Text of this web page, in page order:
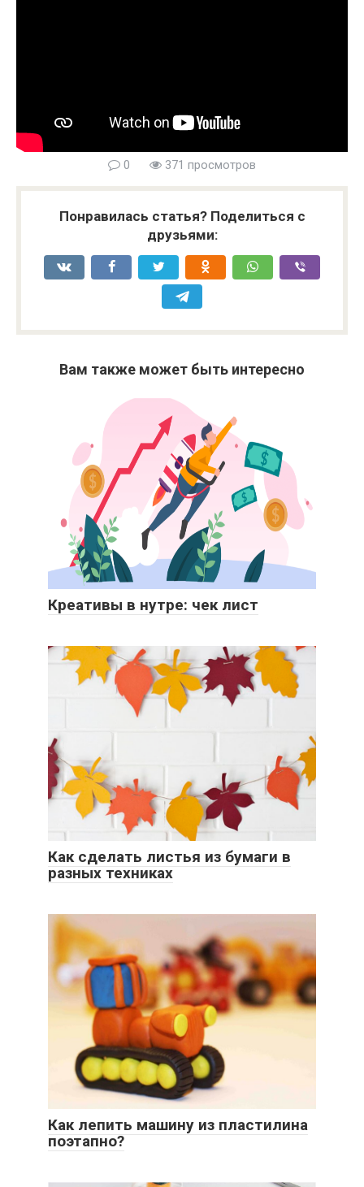
0 371 просмотров
Понравилась статья? Поделиться с
друзьями:
Вам также может быть интересно
Креативы в нутре: чек лист
Как сделать листья из бумаги в
разных техниках
Как лепить машину из пластилина
поэтапно?